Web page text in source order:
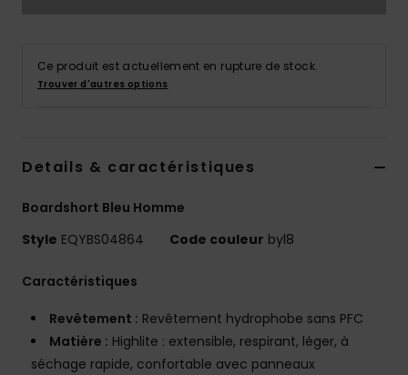
Ce produit est actuellement en rupture de stock.
Trouver d'autres options
Details & caractéristiques
Boardshort Bleu Homme
Style EQYBS04864 Code couleur byl8
Caractéristiques
Revêtement : Revêtement hydrophobe sans PFC
Matière : Highlite : extensible, respirant, léger, à
séchage rapide, confortable avec panneaux